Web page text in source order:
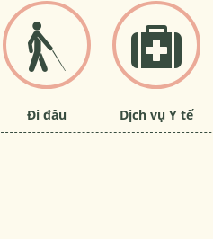
Đi đâu Dịch vụ Y tế